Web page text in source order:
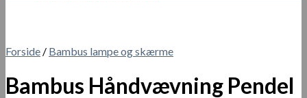
Forside / Bambus lampe og skærme
Bambus Håndvævning Pendel